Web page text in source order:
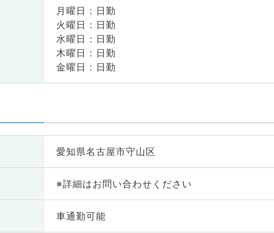
月曜日 : 日勤
火曜日 : 日勤
水曜日 : 日勤
木曜日 : 日勤
金曜日 : 日勤
愛知県名古屋市守山区
※詳細はお問い合わせください
車通勤可能